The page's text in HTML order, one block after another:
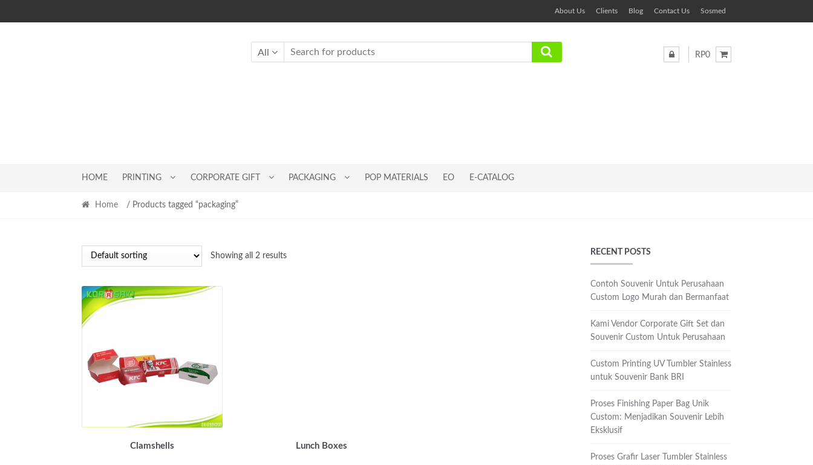
to
to
About Us Clients Blog Contact Us Sosmed
All RP0
HOME PRINTING CORPORATE GIFT PACKAGING POP MATERIALS EO E-CATALOG
Home / Products tagged “packaging”
Showing all 2 results
Clamshells Lunch Boxes
RECENT POSTS
Contoh Souvenir Untuk Perusahaan
Custom Logo Murah dan Bermanfaat
Kami Vendor Corporate Gift Set dan
Souvenir Custom Untuk Perusahaan
Custom Printing UV Tumbler Stainless
untuk Souvenir Bank BRI
Proses Finishing Paper Bag Unik
Custom: Menjadikan Souvenir Lebih
Eksklusif
Proses Grafir Laser Tumbler Stainless